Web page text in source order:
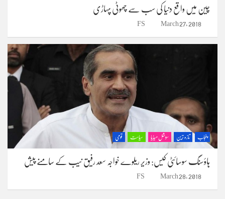
چین میں واقع دنیا کی سب سے چھوٹی پہاڑی
March 27, 2018
FS
پنجاب تازہ ترین سوشل میڈیا سیاست قومی
ہاؤسنگ سوسائٹی کیس: وزیر ریلوے خواجہ سعد رفیق نیب کے سامنے پیش
March 28, 2018
FS